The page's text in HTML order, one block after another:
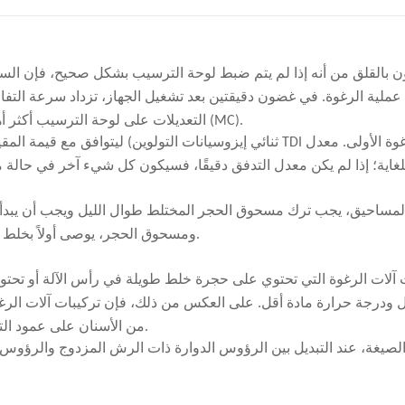
ناقشنا أولاً السوق المستهدف واتجاه المنتج مع العميل، ثم أبلغنا
ظروف مصنع العميل، قدمنا ​​مخططًا لتخطيط المصنع لتنظيم وضع المعدات،
عقدنا عدة اجتماعات عبر الفيديو مع العميل وعرضنا عليه عملية
بمناقشة المعدات، ركز التواصل على أسئلة العميل المحددة، بما في ذلك
آلة إعادة تدوير الرغوة التي
المبكرة، قمنا أولاً بتنظيم المعدات الأساسية والمواد الخام وتدفق
تأكدنا أولاً من متطلبات المنتج الأساسية للعميل، بما في ذلك الكثافة
مصنعنا لإجراء تقييم ميداني. وخلال الزيارة، رتبنا له مراجعة عملية إنتاج
المصنع. بالإضافة إلى فحص الآلة نفسها، راجع العميل أيضًا عدة مسائل عملية متعلقة ببدء المشروع، بما في ذلك:
الحلول، ناقشنا الاختلافات بين خيارات التكوين المتعددة بطريقة عملية.
بالقلق من أنه إذا لم يتم ضبط لوحة الترسيب بشكل صحيح، فإن
الرغوة. في غضون دقيقتين بعد تشغيل الجهاز، تزداد سرعة
التعديلات على لوحة الترسيب أكثر أهمية في الصيغ ذات الكثافة المنخفضة والمحتوى العالي من الرطوبة (MC).
إذا لم يكن معدل التدفق دقيقًا، فسيكون كل شيء آخر في حالة
يجب ترك مسحوق الحجر المختلط طوال الليل ويجب أن يبدأ
ومسحوق الحجر، يوصى أولاً بخلط الميلامين مع البولي إيثر لفترة من الوقت قبل إضافة مسحوق الحجر.
آلات الرغوة التي تحتوي على حجرة خلط طويلة في رأس الآلة أو
ودرجة حرارة مادة أقل. على العكس من ذلك، فإن تركيبات آلات
من الأسنان على عمود التحريك عادةً ما تحتوي على نسبة أمين أكبر ودرجة حرارة أعلى للمادة.
عند التبديل بين الرؤوس الدوارة ذات الرش المزدوج